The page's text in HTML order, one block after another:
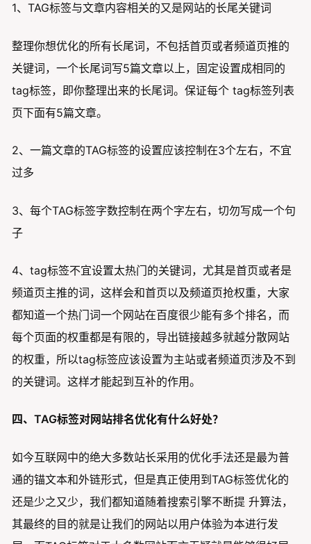
1、TAG标签与文章内容相关的又是网站的长尾关键词
整理你想优化的所有长尾词，不包括首页或者频道页推的
关键词，一个长尾词写5篇文章以上，固定设置成相同的
tag标签，即你整理出来的长尾词。保证每个 tag标签列表
页下面有5篇文章。
2、一篇文章的TAG标签的设置应该控制在3个左右，不宜
过多
3、每个TAG标签字数控制在两个字左右，切勿写成一个句
子
4、tag标签不宜设置太热门的关键词，尤其是首页或者是
频道页主推的词，这样会和首页以及频道页抢权重，大家
都知道一个热门词一个网站在百度很少能有多个排名，而
每个页面的权重都是有限的，导出链接越多就越分散网站
的权重，所以tag标签应该设置为主站或者频道页涉及不到
的关键词。这样才能起到互补的作用。
四、TAG标签对网站排名优化有什么好处？
如今互联网中的绝大多数站长采用的优化手法还是最为普
通的锚文本和外链形式，但是真正使用到TAG标签优化的
还是少之又少，我们都知道随着搜索引擎不断提 升算法，
其最终的目的就是让我们的网站以用户体验为本进行发